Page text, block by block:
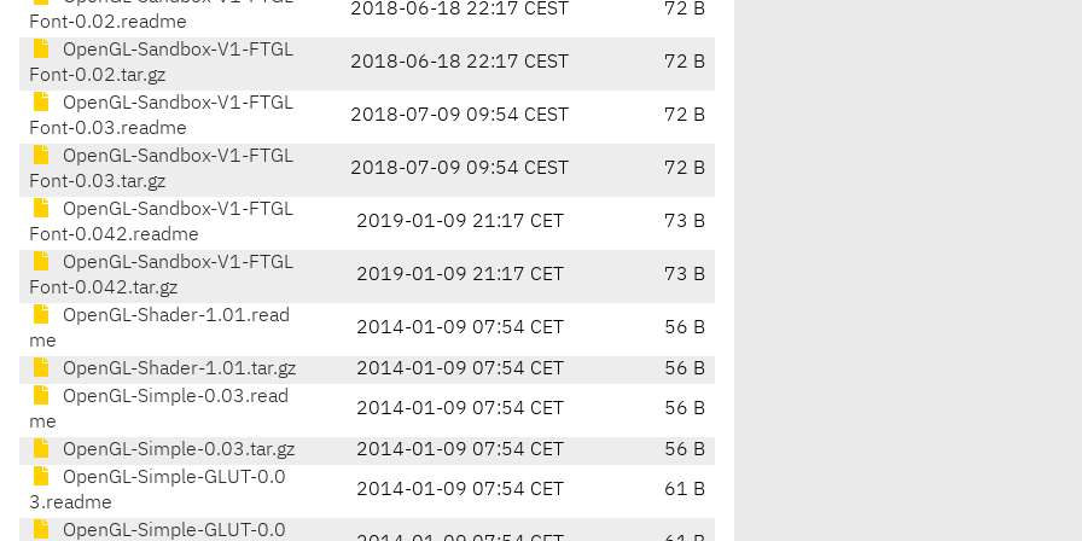
Font-0.02.readme
2018-06-18 22:17 CEST 72 B
OpenGL-Sandbox-V1-FTGL
Font-0.02.tar.gz
2018-06-18 22:17 CEST 72 B
OpenGL-Sandbox-V1-FTGL
Font-0.03.readme
2018-07-09 09:54 CEST 72 B
OpenGL-Sandbox-V1-FTGL
Font-0.03.tar.gz
2018-07-09 09:54 CEST 72 B
OpenGL-Sandbox-V1-FTGL
Font-0.042.readme
2019-01-09 21:17 CET 73 B
OpenGL-Sandbox-V1-FTGL
Font-0.042.tar.gz
2019-01-09 21:17 CET 73 B
OpenGL-Shader-1.01.read
me
2014-01-09 07:54 CET 56 B
OpenGL-Shader-1.01.tar.gz 2014-01-09 07:54 CET
56 B
OpenGL-Simple-0.03.read
me
2014-01-09 07:54 CET 56 B
OpenGL-Simple-0.03.tar.gz 2014-01-09 07:54 CET
56 B
OpenGL-Simple-GLUT-0.0
3.readme
2014-01-09 07:54 CET 61 B
OpenGL-Simple-GLUT-0.0